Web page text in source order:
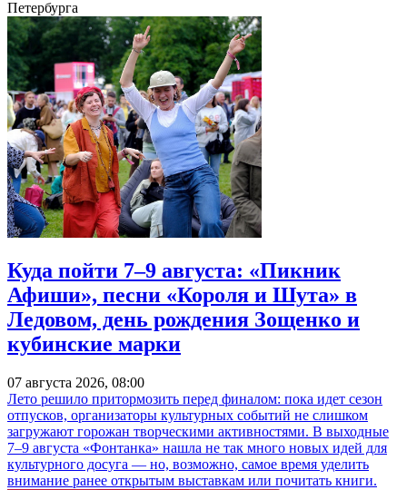
Петербурга
Куда пойти 7–9 августа: «Пикник
Афиши», песни «Короля и Шута» в
Ледовом, день рождения Зощенко и
кубинские марки
07 августа 2026, 08:00
Лето решило притормозить перед финалом: пока идет сезон
отпусков, организаторы культурных событий не слишком
загружают горожан творческими активностями. В выходные
7–9 августа «Фонтанка» нашла не так много новых идей для
культурного досуга — но, возможно, самое время уделить
внимание ранее открытым выставкам или почитать книги.